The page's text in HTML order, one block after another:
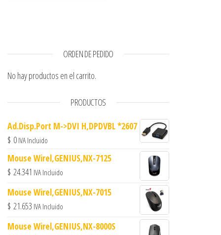
ORDEN DE PEDIDO
No hay productos en el carrito.
PRODUCTOS
Ad.Disp.Port M->DVI H,DPDVBL *2607
$ 0 IVA Incluido
Mouse Wirel,GENIUS,NX-7125
$ 24.341 IVA Incluido
Mouse Wirel,GENIUS,NX-7015
$ 21.653 IVA Incluido
Mouse Wirel,GENIUS,NX-8000S